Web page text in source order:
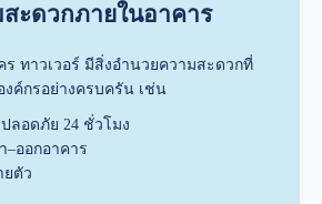
ะดวกภายในอาคาร
ทาวเวอร์ มีสิ่งอำนวยความสะดวกที่
งค์กรอย่างครบครัน เช่น
ลอดภัย 24 ชั่วโมง
–ออกอาคาร
ตัว